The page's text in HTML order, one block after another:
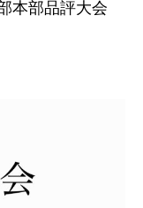
本部品評大会